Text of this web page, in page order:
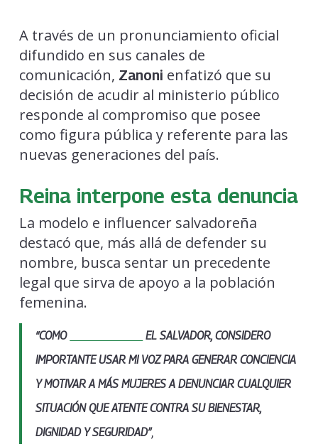
A través de un pronunciamiento oficial
difundido en sus canales de
comunicación, Zanoni enfatizó que su
decisión de acudir al ministerio público
responde al compromiso que posee
como figura pública y referente para las
nuevas generaciones del país.
Reina interpone esta denuncia
La modelo e influencer salvadoreña
destacó que, más allá de defender su
nombre, busca sentar un precedente
legal que sirva de apoyo a la población
femenina.
“COMO EL SALVADOR, CONSIDERO
IMPORTANTE USAR MI VOZ PARA GENERAR CONCIENCIA
Y MOTIVAR A MÁS MUJERES ADENUNCIAR CUALQUIER
SITUACIÓN QUE ATENTE CONTRA SU BIENESTAR,
DIGNIDAD Y SEGURIDAD”,